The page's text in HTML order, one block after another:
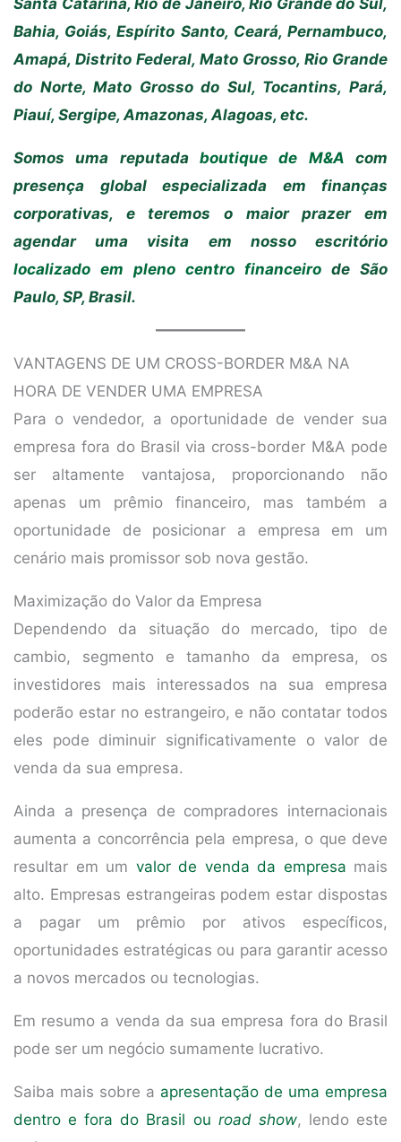
Santa Catarina, Rio de Janeiro, Rio Grande do Sul,
Bahia, Goiás, Espírito Santo, Ceará, Pernambuco,
Amapá, Distrito Federal, Mato Grosso, Rio Grande
do Norte, Mato Grosso do Sul, Tocantins, Pará,
Piauí, Sergipe, Amazonas, Alagoas, etc.
Somos uma reputada boutique de M&A com
presença global especializada em finanças
corporativas, e teremos o maior prazer em
agendar uma visita em nosso escritório
localizado em pleno centro financeiro de São
Paulo, SP, Brasil.
VANTAGENS DE UM CROSS-BORDER M&A NA
HORA DE VENDER UMA EMPRESA
Para o vendedor, a oportunidade de vender sua
empresa fora do Brasil via cross-border M&A pode
ser altamente vantajosa, proporcionando não
apenas um prêmio financeiro, mas também a
oportunidade de posicionar a empresa em um
cenário mais promissor sob nova gestão.
Maximização do Valor da Empresa
Dependendo da situação do mercado, tipo de
cambio, segmento e tamanho da empresa, os
investidores mais interessados na sua empresa
poderão estar no estrangeiro, e não contatar todos
eles pode diminuir significativamente o valor de
venda da sua empresa.
Ainda a presença de compradores internacionais
aumenta a concorrência pela empresa, o que deve
resultar em um valor de venda da empresa mais
alto. Empresas estrangeiras podem estar dispostas
a pagar um prêmio por ativos específicos,
oportunidades estratégicas ou para garantir acesso
a novos mercados ou tecnologias.
Em resumo a venda da sua empresa fora do Brasil
pode ser um negócio sumamente lucrativo.
Saiba mais sobre a apresentação de uma empresa
dentro e fora do Brasil ou road show, lendo este